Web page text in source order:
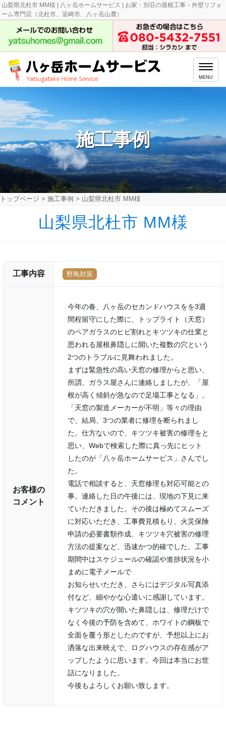
山梨県北杜市 MM様 | 八ヶ岳ホームサービス | お家・別荘の屋根工事・外壁リフォ
ーム専門店（北杜市、韮崎市、八ヶ岳山麓）
MENU
施工事例
トップページ > 施工事例 > 山梨県北杜市 MM様
山梨県北杜市 MM様
工事内容 野鳥対策
お客様の
コメント
今年の春、八ヶ岳のセカンドハウスをを3週
間程留守にした際に、トップライト（天窓）
のペアガラスのヒビ割れとキツツキの仕業と
思われる屋根鼻隠しに開いた複数の穴という
2つのトラブルに見舞われました。
まずは緊急性の高い天窓の修理からと思い、
所謂、ガラス屋さんに連絡しましたが、「屋
根が高く傾斜が急なので足場工事となる」、
「天窓の製造メーカーが不明」等々の理由
で、結局、3つの業者に修理を断られまし
た。仕方ないので、キツツキ被害の修理をと
思い、Webで検索した際に真っ先にヒット
したのが「八ヶ岳ホームサービス」さんでし
た。
電話で相談すると、天窓修理も対応可能との
事。連絡した日の午後には、現地の下見に来
ていただきました。その後は極めてスムーズ
に対応いただき、工事費見積もり、火災保険
申請の必要書類作成、キツツキ穴被害の修理
方法の提案など、迅速かつ的確でした。工事
期間中はスケジュールの確認や進捗状況を小
まめに電子メールで
お知らせいただき、さらにはデジタル写真添
付など、細やかな心遣いに感謝しています。
キツツキの穴が開いた鼻隠しは、修理だけで
なく今後の予防を含めて、ホワイトの鋼板で
全面を覆う形としたのですが、予想以上にお
洒落な出来映えで、ログハウスの存在感がア
ップしたように思います。今回は本当にお世
話になりました。
今後もよろしくお願い致します。